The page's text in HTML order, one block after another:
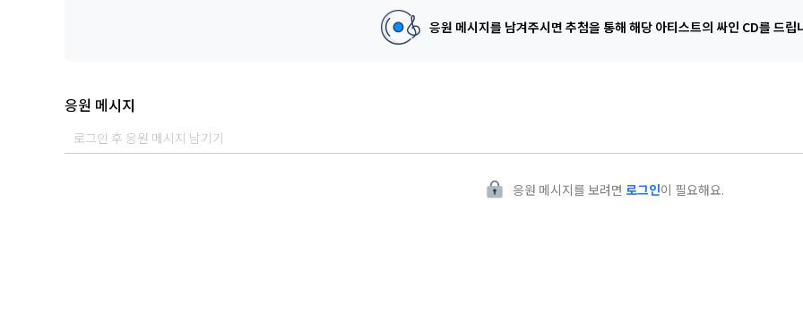
응원 메시지를 남겨주시면 추첨을 통해 해당 아티스트의 싸인 CD를 드립
응원 메시지
응원 메시지를 보려면 로그인이 필요해요.